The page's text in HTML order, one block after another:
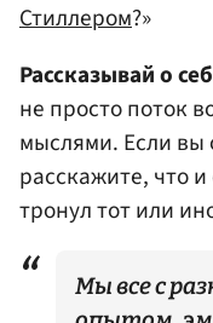
Стиллером?»
Рассказывай о
не просто поток
мыслями. Если вы
расскажите, что
тронул тот или
Мы все с